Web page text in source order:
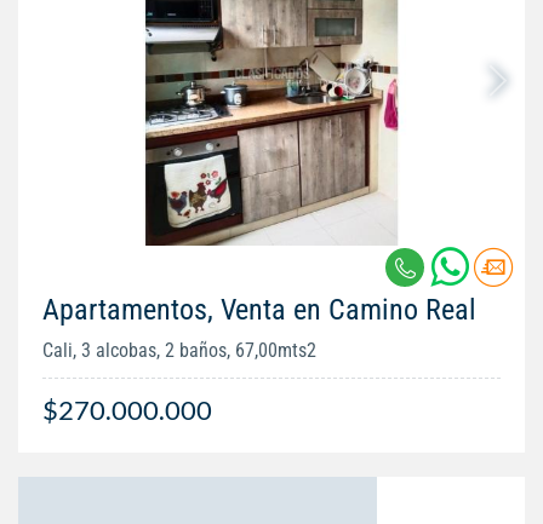
Apartamentos, Venta en Camino Real
Cali, 3 alcobas, 2 baños, 67,00mts2
$270.000.000